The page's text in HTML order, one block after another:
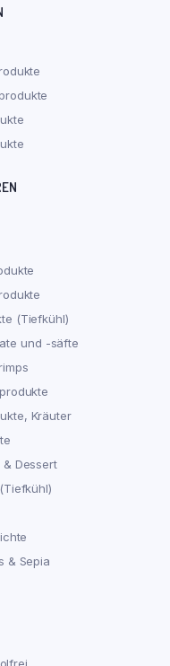
(Tiefkühl)
und -säfte
Kräuter
& Dessert
& Sepia